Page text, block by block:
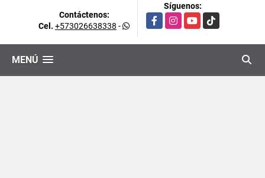
Contáctenos:
Cel. +573026638338 -
Síguenos:
FacebookInstagramYouTubeTikTok
MENÚ